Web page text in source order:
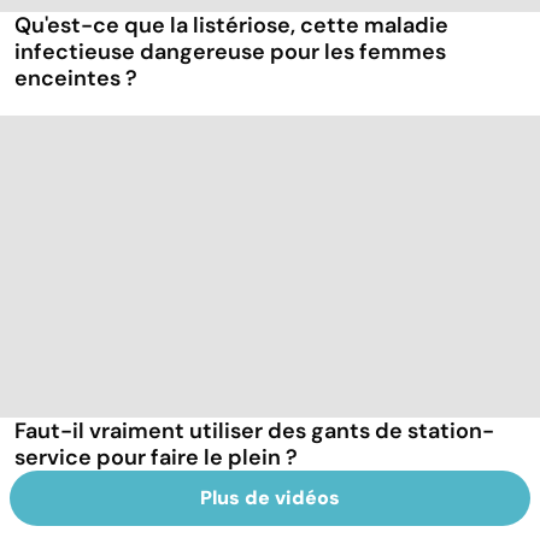
Qu'est-ce que la listériose, cette maladie
infectieuse dangereuse pour les femmes
enceintes ?
Faut-il vraiment utiliser des gants de station-
service pour faire le plein ?
Plus de vidéos